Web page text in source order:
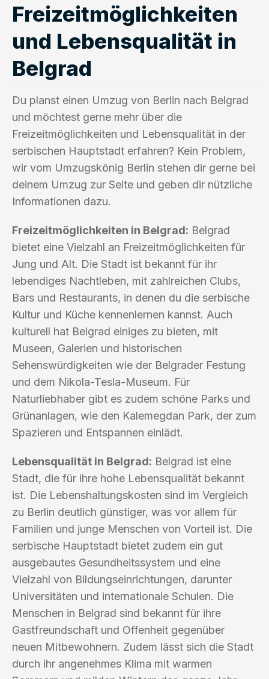
Freizeitmöglichkeiten
und Lebensqualität in
Belgrad
Du planst einen Umzug von Berlin nach Belgrad
und möchtest gerne mehr über die
Freizeitmöglichkeiten und Lebensqualität in der
serbischen Hauptstadt erfahren? Kein Problem,
wir vom Umzugskönig Berlin stehen dir gerne bei
deinem Umzug zur Seite und geben dir nützliche
Informationen dazu.
Freizeitmöglichkeiten in Belgrad: Belgrad
bietet eine Vielzahl an Freizeitmöglichkeiten für
Jung und Alt. Die Stadt ist bekannt für ihr
lebendiges Nachtleben, mit zahlreichen Clubs,
Bars und Restaurants, in denen du die serbische
Kultur und Küche kennenlernen kannst. Auch
kulturell hat Belgrad einiges zu bieten, mit
Museen, Galerien und historischen
Sehenswürdigkeiten wie der Belgrader Festung
und dem Nikola-Tesla-Museum. Für
Naturliebhaber gibt es zudem schöne Parks und
Grünanlagen, wie den Kalemegdan Park, der zum
Spazieren und Entspannen einlädt.
Lebensqualität in Belgrad: Belgrad ist eine
Stadt, die für ihre hohe Lebensqualität bekannt
ist. Die Lebenshaltungskosten sind im Vergleich
zu Berlin deutlich günstiger, was vor allem für
Familien und junge Menschen von Vorteil ist. Die
serbische Hauptstadt bietet zudem ein gut
ausgebautes Gesundheitssystem und eine
Vielzahl von Bildungseinrichtungen, darunter
Universitäten und internationale Schulen. Die
Menschen in Belgrad sind bekannt für ihre
Gastfreundschaft und Offenheit gegenüber
neuen Mitbewohnern. Zudem lässt sich die Stadt
durch ihr angenehmes Klima mit warmen